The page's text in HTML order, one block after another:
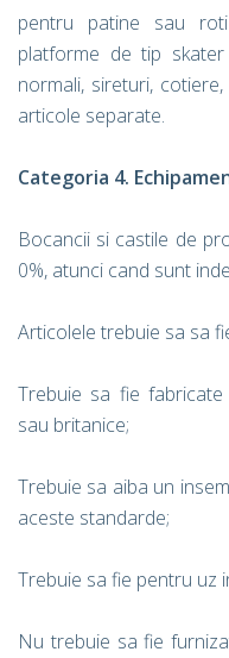
pentru patine sau
platforme de tip
normali, sireturi,
articole separate.
Categoria 4.
Bocancii si castile de
0%, atunci cand sunt
Articolele trebuie sa sa
Trebuie sa fie
sau britanice;
Trebuie sa aiba un
aceste standarde;
Trebuie sa fie pentru uz
Nu trebuie sa fie